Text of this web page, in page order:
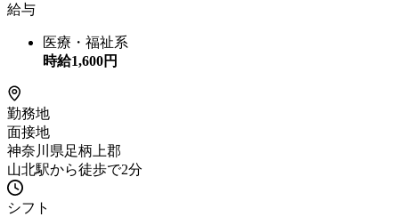
給与
医療・福祉系
時給1,600円
勤務地
面接地
神奈川県足柄上郡
山北駅から徒歩で2分
シフト